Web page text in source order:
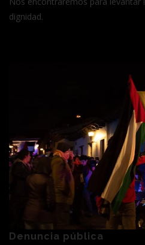
dignidad.
Denuncia pública